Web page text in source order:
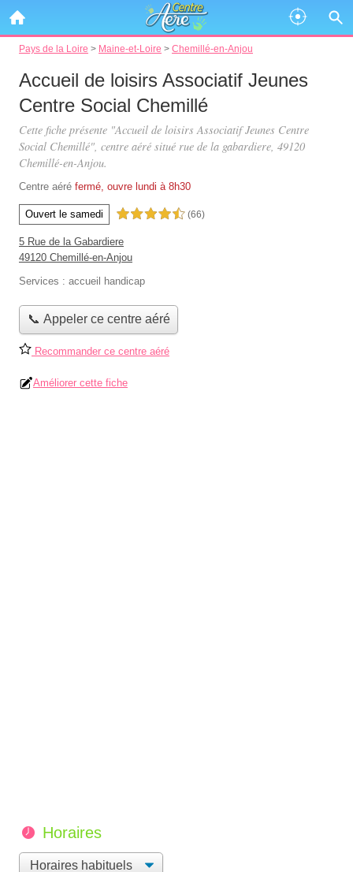
Pays de la Loire > Maine-et-Loire > Chemillé-en-Anjou
Accueil de loisirs Associatif Jeunes
Centre Social Chemillé
Cette fiche présente "Accueil de loisirs Associatif Jeunes Centre
Social Chemillé", centre aéré situé rue de la gabardiere, 49120
Chemillé-en-Anjou.
Centre aéré fermé, ouvre lundi à 8h30
Ouvert le samedi 4,5 étoiles sur 5 (66)
5 Rue de la Gabardiere
49120 Chemillé-en-Anjou
Services : accueil handicap
📞 Appeler ce centre aéré
Recommander ce centre aéré
Améliorer cette fiche
Horaires